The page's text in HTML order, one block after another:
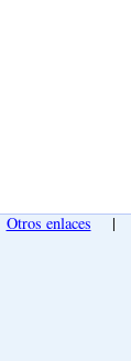
Otros enlaces |